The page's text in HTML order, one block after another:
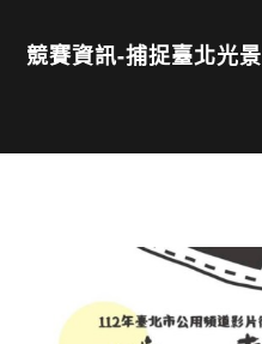
競賽資訊-捕捉臺北光景